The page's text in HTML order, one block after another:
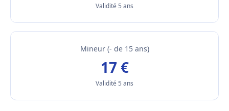
Validité 5 ans
Mineur (- de 15 ans)
17 €
Validité 5 ans